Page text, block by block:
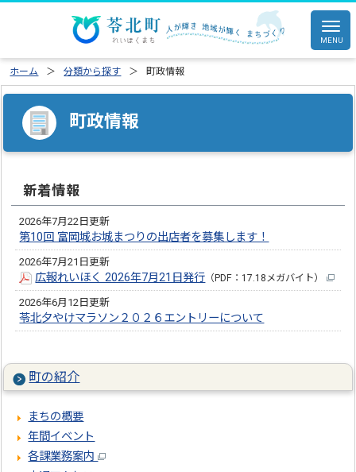
ホーム 分類から探す 町政情報
町政情報
新着情報
2026年7月22日更新
第10回 富岡城お城まつりの出店者を募集します！
2026年7月21日更新
広報れいほく 2026年7月21日発行 （PDF：17.18メガバイト）
2026年6月12日更新
苓北夕やけマラソン２０２６エントリーについて
町の紹介
まちの概要
年間イベント
各課業務案内